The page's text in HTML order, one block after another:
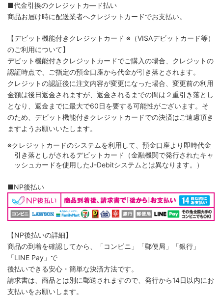
■代金引換のクレジットカ―ド払い
商品お届け時に配送業者へクレジットカードでお支払い。
【デビット機能付きクレジットカード ※（VISAデビットカード等）
のご利用について】
デビット機能付きクレジットカードでご購入の場合、クレジットの
認証時点で、ご指定の預金口座から代金が引き落とされます。
クレジットの認証後に注文内容が変更になった場合、変更前の利用
金額は後日返金されますが、返金されるまでの間は２重引き落とし
となり、返金までに最大で60日を要する可能性がございます。そ
のため、デビット機能付きクレジットカードでの決済はご遠慮頂き
ますようお願いいたします。
※クレジットカードのシステムを利用して、預金口座より即時代金
引き落としがされるデビットカード（金融機関で発行されたキャ
ッシュカードを使用したJ-Debitシステムとは異なります。）
■NP後払い
【NP後払いの詳細】
商品の到着を確認してから、「コンビニ」「郵便局」「銀行」
「LINE Pay」で
後払いできる安心・簡単な決済方法です。
請求書は、商品とは別に郵送されますので、発行から14日以内にお
支払いをお願いします。